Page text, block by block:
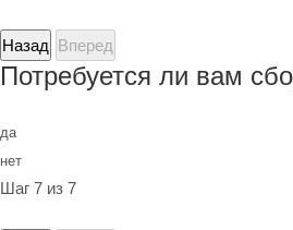
Назад Вперед
Потребуется ли вам
да
нет
Шаг 7 из 7